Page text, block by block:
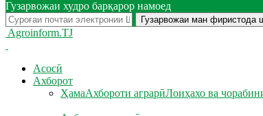
Гузарвожаи худро барқарор намоед
Agroinform.TJ
Асосӣ
Ахборот
ҲамаАхбороти аграрӣЛоиҳахо ва